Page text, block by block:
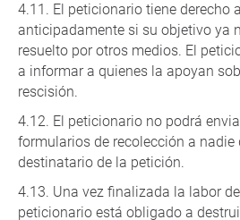
El peticionario tiene derecho
anticipadamente si su objetivo ya
resuelto por otros medios. El
a informar a quienes la apoyan
rescisión.
El peticionario no podrá
formularios de recolección a nadie
destinatario de la petición.
Una vez finalizada la labor
peticionario está obligado a